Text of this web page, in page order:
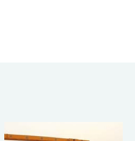
電機を駆動して発電